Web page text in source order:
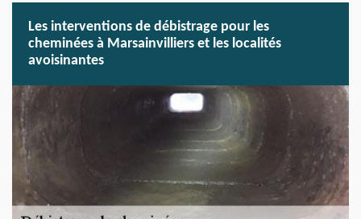
Les interventions de débistrage pour les
cheminées à Marsainvilliers et les localités
avoisinantes